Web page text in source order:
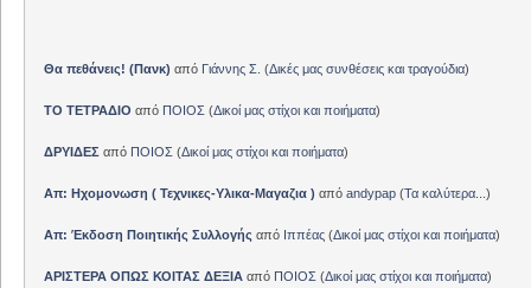
Θα πεθάνεις! (Πανκ) από Γιάννης Σ. (Δικές μας συνθέσεις και τραγούδια)
ΤΟ ΤΕΤΡΑΔΙΟ από ΠΟΙΟΣ (Δικοί μας στίχοι και ποιήματα)
ΔΡΥΙΔΕΣ από ΠΟΙΟΣ (Δικοί μας στίχοι και ποιήματα)
Απ: Ηχομονωση ( Τεχνικες-Υλικα-Μαγαζια ) από andypap(Τα καλύτερα... )
Απ: Έκδοση Ποιητικής Συλλογής από Ιππέας(Δικοί μας στίχοι και ποιήματα)
ΑΡΙΣΤΕΡΑ ΟΠΩΣ ΚΟΙΤΑΣ ΔΕΞΙΑαπό ΠΟΙΟΣ (Δικοί μας στίχοι και ποιήματα)